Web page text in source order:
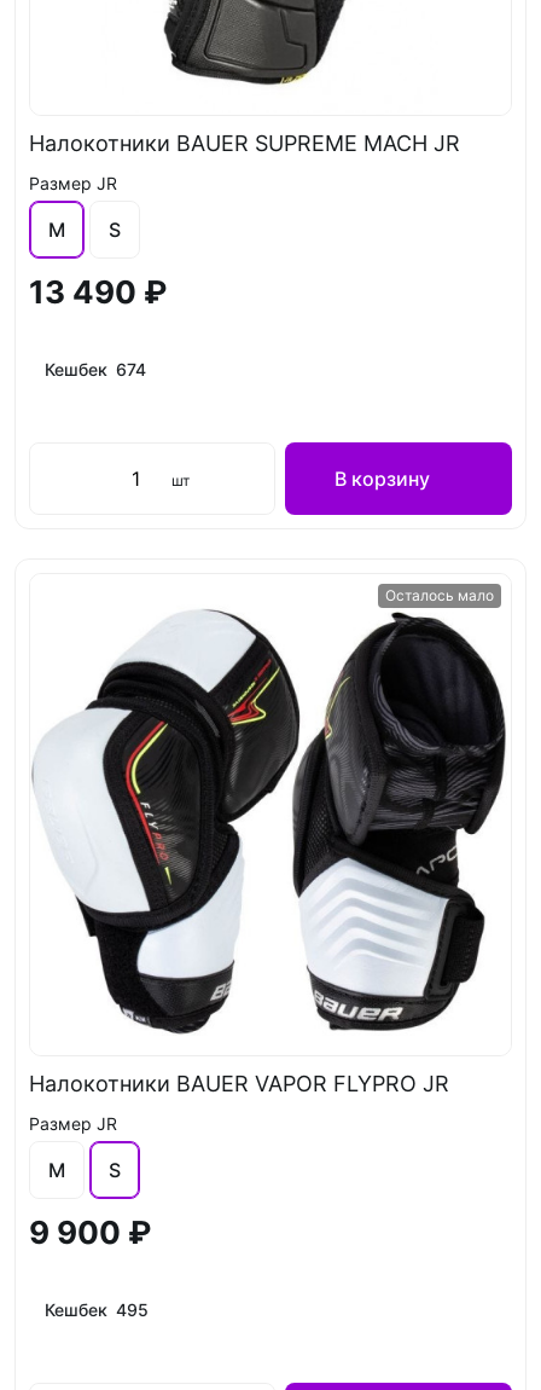
Налокотники BAUER SUPREME MACH JR
Размер JR
M S
13 490 ₽
Кешбек 674
шт В корзину
Осталось мало
Налокотники BAUER VAPOR FLYPRO JR
Размер JR
M S
9 900 ₽
Кешбек 495